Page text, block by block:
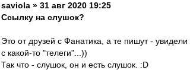
saviola » 31 авг 2020 19:25
Ссылку на слушок?
Это от друзей с Фанатика, а те пишут - увидели
с какой-то "телеги"...))
Так что - слушок, он и есть слушок. :D